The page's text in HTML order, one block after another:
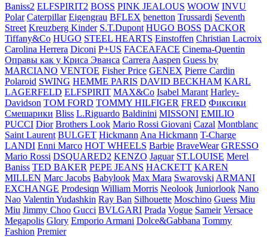
Baniss2 ELFSPIRIT2 BOSS PINK JEALOUS WOOW INVU
Polar Caterpillar Eigengrau BFLEX benetton Trussardi Seventh
Street Kreuzberg Kinder S.T.Dupont HUGO BOSS DACKOR
Tiffany&Co HUGO STEEL HEARTS Einstoffen Christian Lacroix
Carolina Herrera Diconi P+US FACEAFACE Cinema-Quentin
Оправы как у Криса Эванса Carrera Aaspen Guess by
MARCIANO VENTOE Fisher Price GENEX Pierre Cardin
Polaroid SWING HEMME PARIS DAVID BECKHAM KARL
LAGERFELD ELFSPIRIT MAX&Co Isabel Marant Harley-
Davidson TOM FORD TOMMY HILFIGER FRED Фиксики
Смешарики Bliss L.Riguardo Baldinini MISSONI EMILIO
PUCCI Dior Brothers Look Mario Rossi Giovani Cazal Montblanc
Saint Laurent BULGET Hickmann Ana Hickmann T-Charge
LANDI Enni Marco HOT WHEELS Barbie BraveWear GRESSO
Mario Rossi DSQUARED2 KENZO Jaguar ST.LOUISE Merel
Baniss TED BAKER PEPE JEANS HACKETT KAREN
MILLEN Marc Jacobs Babylook Max Mara Swarovski ARMANI
EXCHANGE Prodesiqn William Morris Neolook Juniorlook Nano
Nao Valentin Yudashkin Ray Ban Silhouette Moschino Guess Miu
Miu Jimmy Choo Gucci BVLGARI Prada Vogue Sameir Versace
Megapolis Glory Emporio Armani Dolce&Gabbana Tommy
Fashion Premier